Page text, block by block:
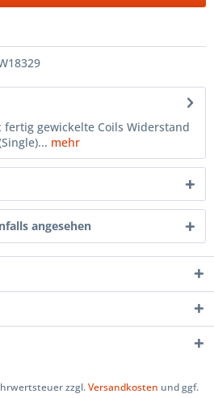
fertig gewickelte Coils Widerstand
mehr
angesehen
zzgl.Versandkosten und ggf.